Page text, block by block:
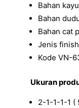
Bahan
Bahan
Bahan cat
Jenis
Kode VN-
Ukuran
2-1-1-1-1 (